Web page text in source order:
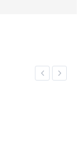
Previous
Next